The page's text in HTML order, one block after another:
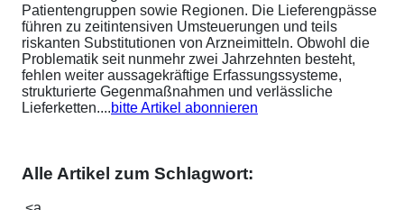
Patientengruppen sowie Regionen. Die Lieferengpässe
führen zu zeitintensiven Umsteuerungen und teils
riskanten Substitutionen von Arzneimitteln. Obwohl die
Problematik seit nunmehr zwei Jahrzehnten besteht,
fehlen weiter aussagekräftige Erfassungssysteme,
strukturierte Gegenmaßnahmen und verlässliche
Lieferketten....bitte Artikel abonnieren
Alle Artikel zum Schlagwort: